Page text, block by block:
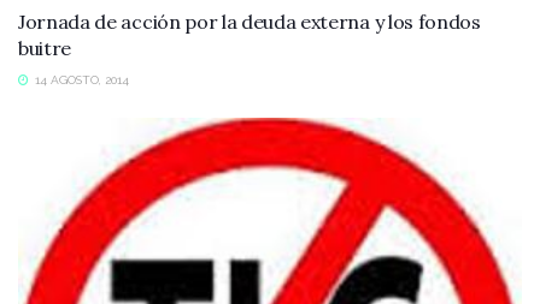
Jornada de acción por la deuda externa y los fondos
buitre
14 AGOSTO, 2014